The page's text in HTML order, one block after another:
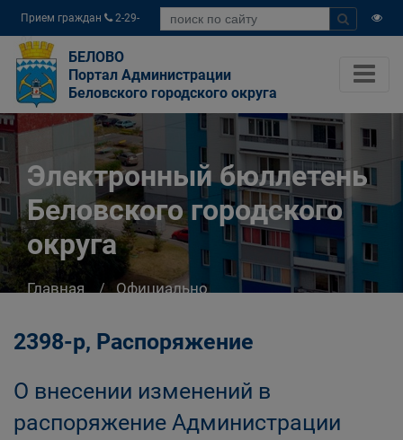
Прием граждан
2-29-
04
БЕЛОВО
Портал Администрации
Беловского городского округа
Электронный бюллетень
Беловского городского
округа
Главная
Официально
городского округа
2398-р, Распоряжение
О внесении изменений в
распоряжение Администрации